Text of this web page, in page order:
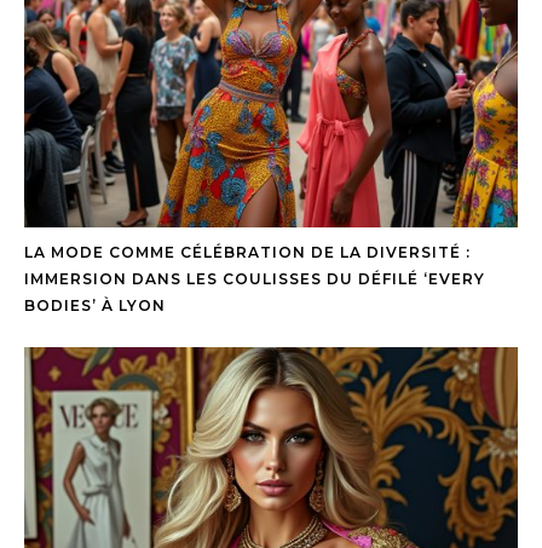
LA MODE COMME CÉLÉBRATION DE LA DIVERSITÉ :
IMMERSION DANS LES COULISSES DU DÉFILÉ ‘EVERY
BODIES’ À LYON